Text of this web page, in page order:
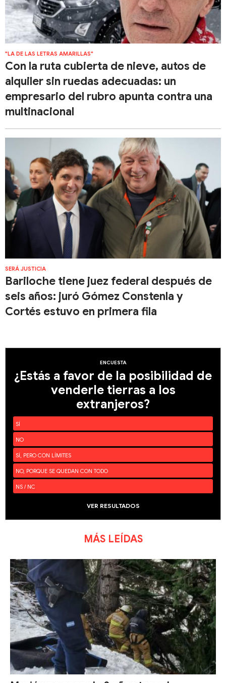
"LA DE LAS LETRAS AMARILLAS"
Con la ruta cubierta de nieve, autos de
alquiler sin ruedas adecuadas: un
empresario del rubro apunta contra una
multinacional
SERÁ JUSTICIA
Bariloche tiene juez federal después de
seis años: juró Gómez Constenla y
Cortés estuvo en primera fila
ENCUESTA
¿Estás a favor de la posibilidad de
venderle tierras a los
extranjeros?
SÍ
NO
SÍ, PERO CON LÍMITES
NO, PORQUE SE QUEDAN CON TODO
NS / NC
VER RESULTADOS
MÁS LEÍDAS